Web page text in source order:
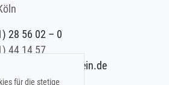
28 56 02 – 0
44 14 57
anwaltverein.de
für die stetige